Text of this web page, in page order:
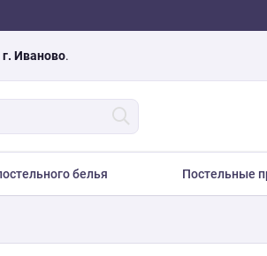
г. Иваново.
белья Постельные